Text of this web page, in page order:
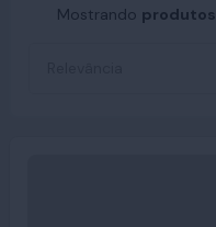
Mostrando produtos